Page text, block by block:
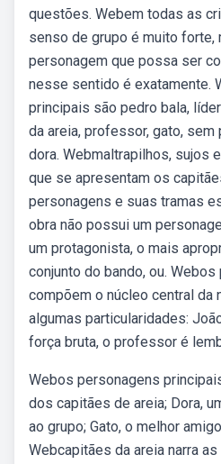
questões. Webem todas as
senso de grupo é muito forte,
personagem que possa ser
nesse sentido é exatamente.
principais são pedro bala,
da areia, professor, gato, sem
dora. Webmaltrapilhos, sujos
que se apresentam os
personagens e suas tramas
obra não possui um
um protagonista, o mais
conjunto do bando, ou.
compõem o núcleo central da
algumas particularidades:
força bruta, o professor é
Webos personagens
dos capitães de areia; Dora,
ao grupo; Gato, o melhor
Webcapitães da areia narra